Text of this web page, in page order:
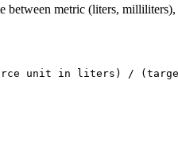
between metric (liters,
unit in liters) /